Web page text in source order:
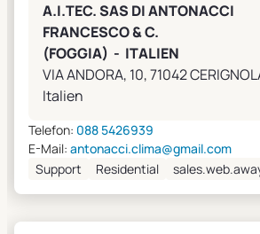
A.I.TEC. SAS DI ANTONACCI
FRANCESCO & C.
(FOGGIA) - ITALIEN
VIA ANDORA, 10, 71042
Italien
Telefon: 088 5426939
E-Mail: antonacci.clima@gmail.com
Support
Residential